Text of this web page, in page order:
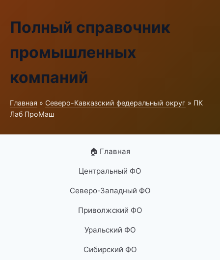
Полный справочник
промышленных
компаний
Главная » Северо-Кавказский федеральный округ » ПК
Лаб ПроМаш
🏠 Главная
Центральный ФО
Северо-Западный ФО
Приволжский ФО
Уральский ФО
Сибирский ФО